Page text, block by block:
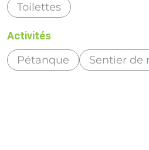
Toilettes
Activités
Pétanque Sentier de